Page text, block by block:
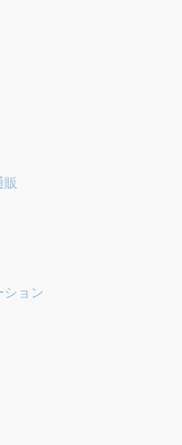
ション